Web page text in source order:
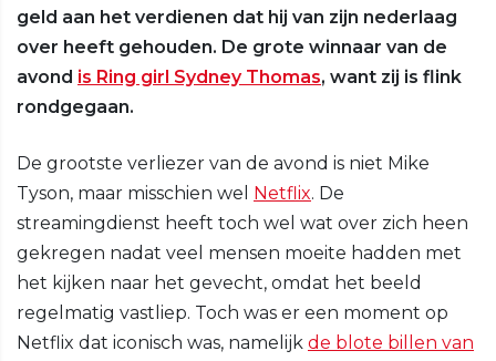
geld aan het verdienen dat hij van zijn nederlaag
over heeft gehouden. De grote winnaar van de
avond is Ring girl Sydney Thomas, want zij is flink
rondgegaan.
De grootste verliezer van de avond is niet Mike
Tyson, maar misschien wel Netflix. De
streamingdienst heeft toch wel wat over zich heen
gekregen nadat veel mensen moeite hadden met
het kijken naar het gevecht, omdat het beeld
regelmatig vastliep. Toch was er een moment op
Netflix dat iconisch was, namelijk de blote billen van